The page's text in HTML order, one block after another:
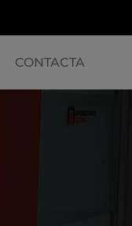
CONTACTA